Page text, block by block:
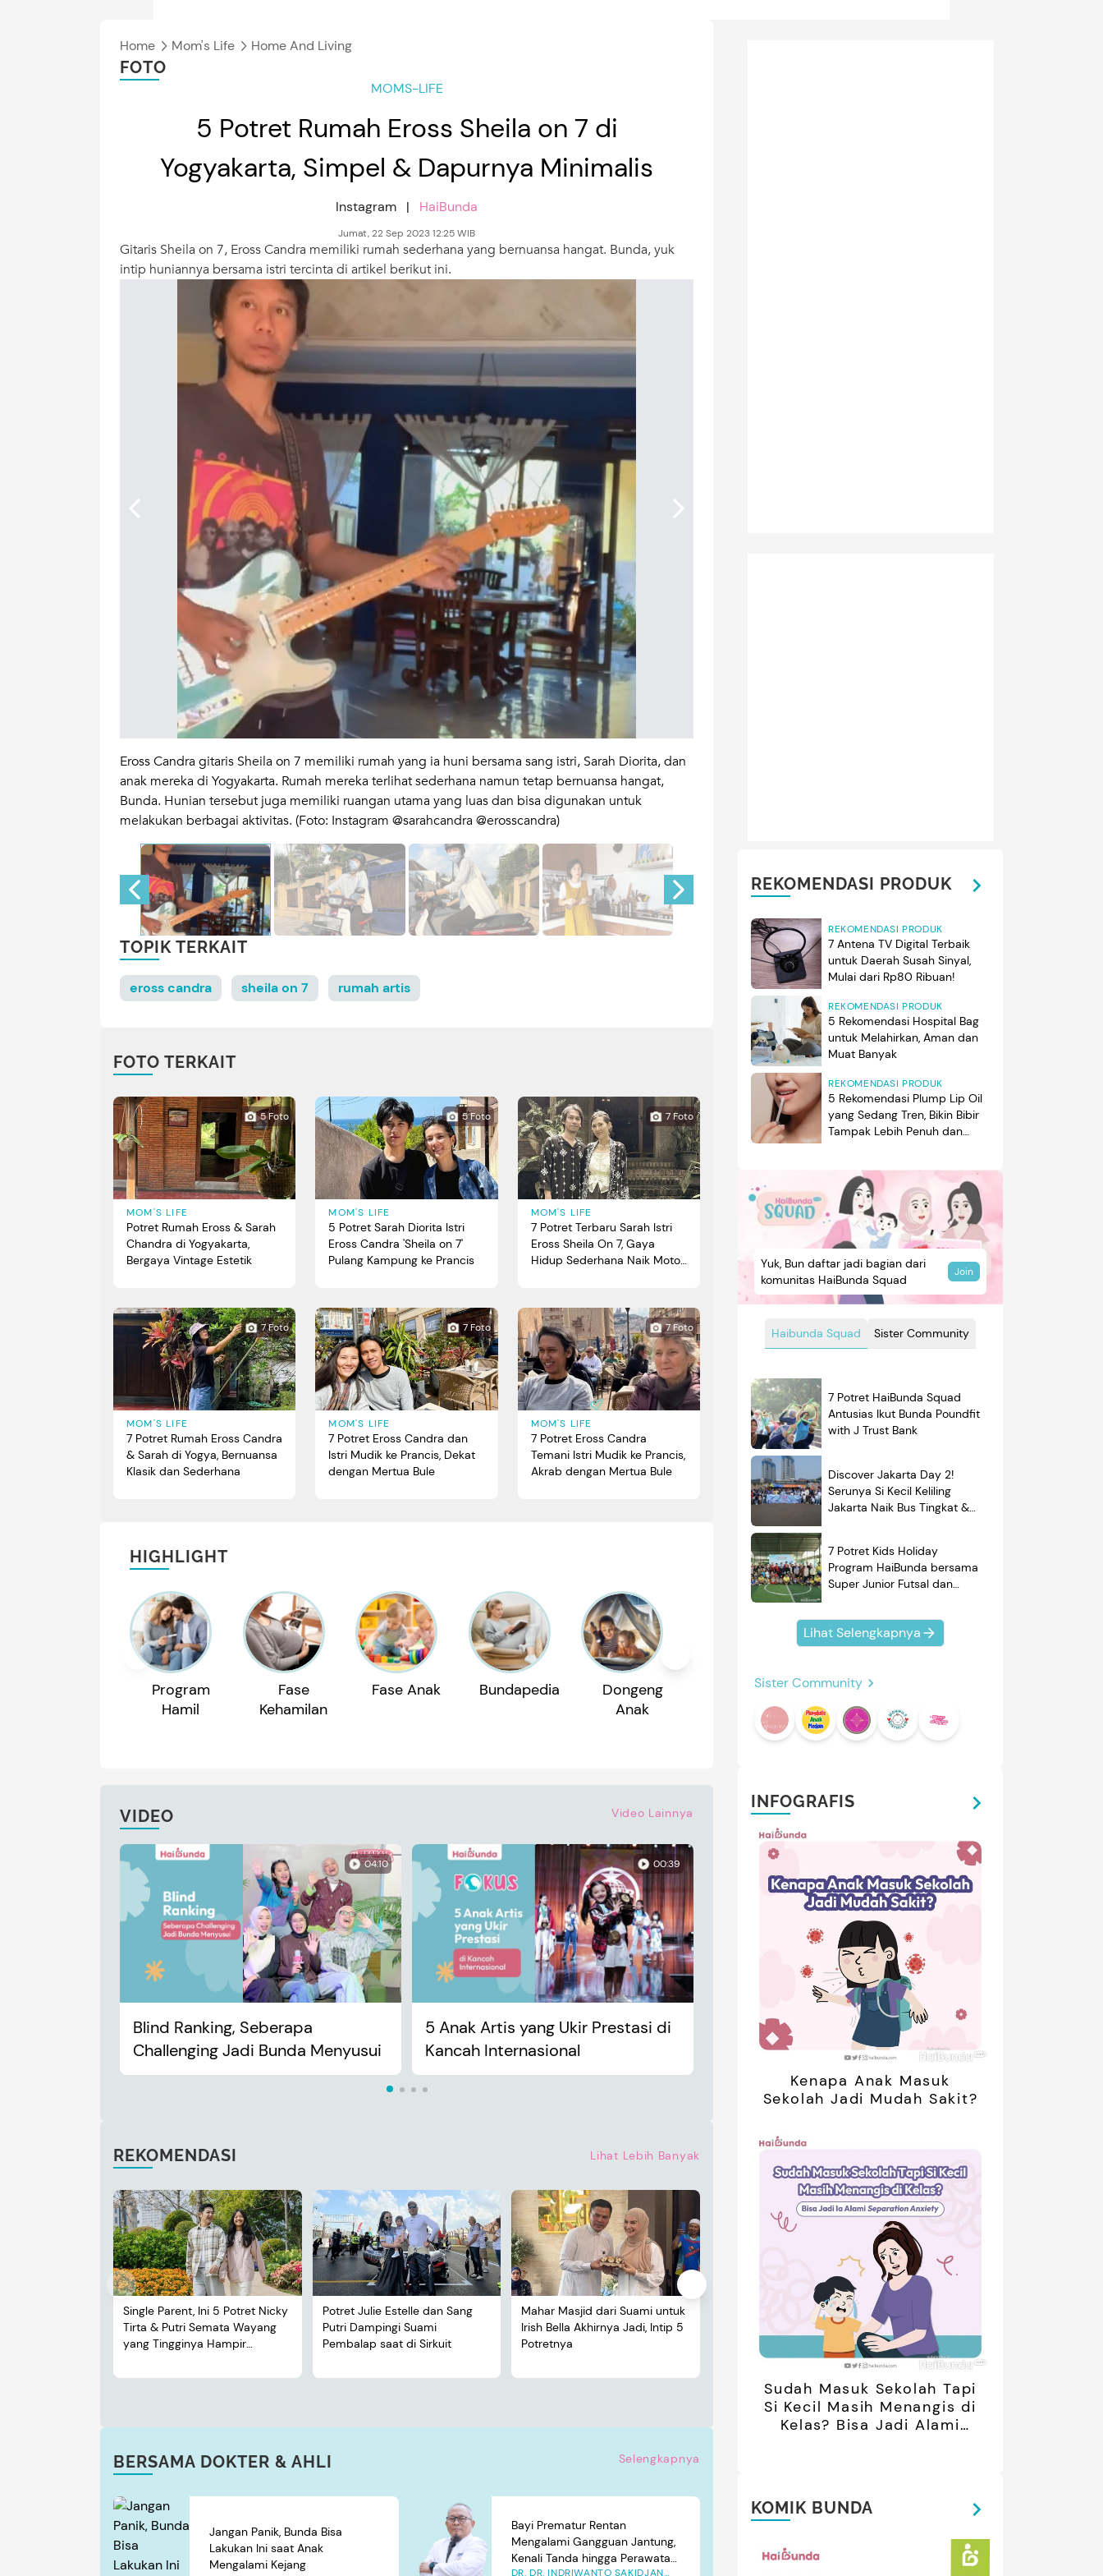
Home Mom's Life Home And Living
FOTO
MOMS-LIFE
5 Potret Rumah Eross Sheila on 7 di
Yogyakarta, Simpel & Dapurnya Minimalis
Instagram | HaiBunda
Jumat, 22 Sep 2023 12:25 WIB
Gitaris Sheila on 7, Eross Candra memiliki rumah sederhana yang bernuansa hangat. Bunda, yuk
intip huniannya bersama istri tercinta di artikel berikut ini.
Eross Candra gitaris Sheila on 7 memiliki rumah yang ia huni bersama sang istri, Sarah Diorita, dan
anak mereka di Yogyakarta. Rumah mereka terlihat sederhana namun tetap bernuansa hangat,
Bunda. Hunian tersebut juga memiliki ruangan utama yang luas dan bisa digunakan untuk
melakukan berbagai aktivitas. (Foto: Instagram @sarahcandra @erosscandra)
TOPIK TERKAIT
eross candra sheila on 7 rumah artis
FOTO TERKAIT
5 Foto
MOM'S LIFE
Potret Rumah Eross & Sarah
Chandra di Yogyakarta,
Bergaya Vintage Estetik
5 Foto
MOM'S LIFE
5 Potret Sarah Diorita Istri
Eross Candra 'Sheila on 7'
Pulang Kampung ke Prancis
7 Foto
MOM'S LIFE
7 Potret Terbaru Sarah Istri
Eross Sheila On 7, Gaya
Hidup Sederhana Naik Motor
7 Foto
MOM'S LIFE
7 Potret Rumah Eross Candra
& Sarah di Yogya, Bernuansa
Klasik dan Sederhana
7 Foto
MOM'S LIFE
7 Potret Eross Candra dan
Istri Mudik ke Prancis, Dekat
dengan Mertua Bule
7 Foto
MOM'S LIFE
7 Potret Eross Candra
Temani Istri Mudik ke Prancis,
Akrab dengan Mertua Bule
HIGHLIGHT
Program
Hamil
Fase
Kehamilan
Fase Anak Bundapedia
Dongeng
Anak
Rekomendasi
Produk
Nama Bayi
VIDEO Video Lainnya
Blind Ranking, Seberapa
Challenging Jadi Bunda Menyusui
04:10
5 Anak Artis yang Ukir Prestasi di
Kancah Internasional
00:39
Anak Bosan Saat Libur? Coba 7
Mainan Tanpa Gadget Ini!
01:20
REKOMENDASI Lihat Lebih Banyak
Single Parent, Ini 5 Potret Nicky
Tirta & Putri Semata Wayang
yang Tingginya Hampir
Potret Julie Estelle dan Sang
Putri Dampingi Suami
Pembalap saat di Sirkuit
Mahar Masjid dari Suami untuk
Irish Bella Akhirnya Jadi, Intip 5
Potretnya
Deretan Artis yang Menetap di
Luar Negeri Usai Menikah, Intip
5 Potret Terbarunya
5 Potret Kedekatan Alyssa
Daguise Bersama Ayahanda
asal Prancis, Dipuji Tampan
oleh Netizen
BERSAMA DOKTER & AHLI Selengkapnya
Jangan Panik, Bunda Bisa
Lakukan Ini saat Anak
Mengalami Kejang
Bayi Prematur Rentan
Mengalami Gangguan Jantung,
Kenali Tanda hingga Perawatan
DR. DR. INDRIWANTO SAKIDJAN
REKOMENDASI PRODUK
REKOMENDASI PRODUK
7 Antena TV Digital Terbaik
untuk Daerah Susah Sinyal,
Mulai dari Rp80 Ribuan!
REKOMENDASI PRODUK
5 Rekomendasi Hospital Bag
untuk Melahirkan, Aman dan
Muat Banyak
REKOMENDASI PRODUK
5 Rekomendasi Plump Lip Oil
yang Sedang Tren, Bikin Bibir
Tampak Lebih Penuh dan
Haibunda Squad Sister Community
Yuk, Bun daftar jadi bagian dari
komunitas HaiBunda Squad
Join
7 Potret HaiBunda Squad
Antusias Ikut Bunda Poundfit
with J Trust Bank
Discover Jakarta Day 2!
Serunya Si Kecil Keliling
Jakarta Naik Bus Tingkat &
7 Potret Kids Holiday
Program HaiBunda bersama
Super Junior Futsal dan
Kompak Banget!
Lihat Selengkapnya
Sister Community
INFOGRAFIS
Kenapa Anak Masuk
Sekolah Jadi Mudah Sakit?
Sudah Masuk Sekolah Tapi
Si Kecil Masih Menangis di
Kelas? Bisa Jadi Alami
KOMIK BUNDA